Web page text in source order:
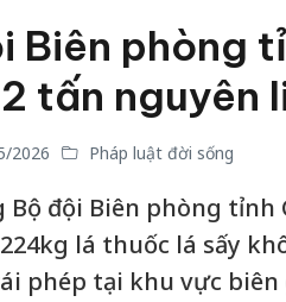
Biên phòng
tấn nguyên
2026 Pháp luật đời sống
Bộ đội Biên phòng
lá thuốc lá sấy
phép tại khu vực biên